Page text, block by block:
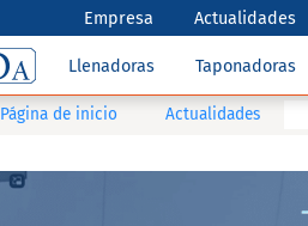
Empresa Actualidades
Llenadoras Taponadoras
Página de inicio Actualidades